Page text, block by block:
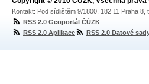
Kontakt: Pod sídlištěm 9/1800, 182 11 Praha
RSS 2.0 Geoportál ČÚZK
RSS 2.0 Aplikace
RSS 2.0 Datové